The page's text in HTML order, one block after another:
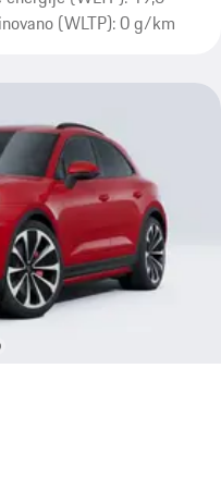
(WLTP): 0 g/km